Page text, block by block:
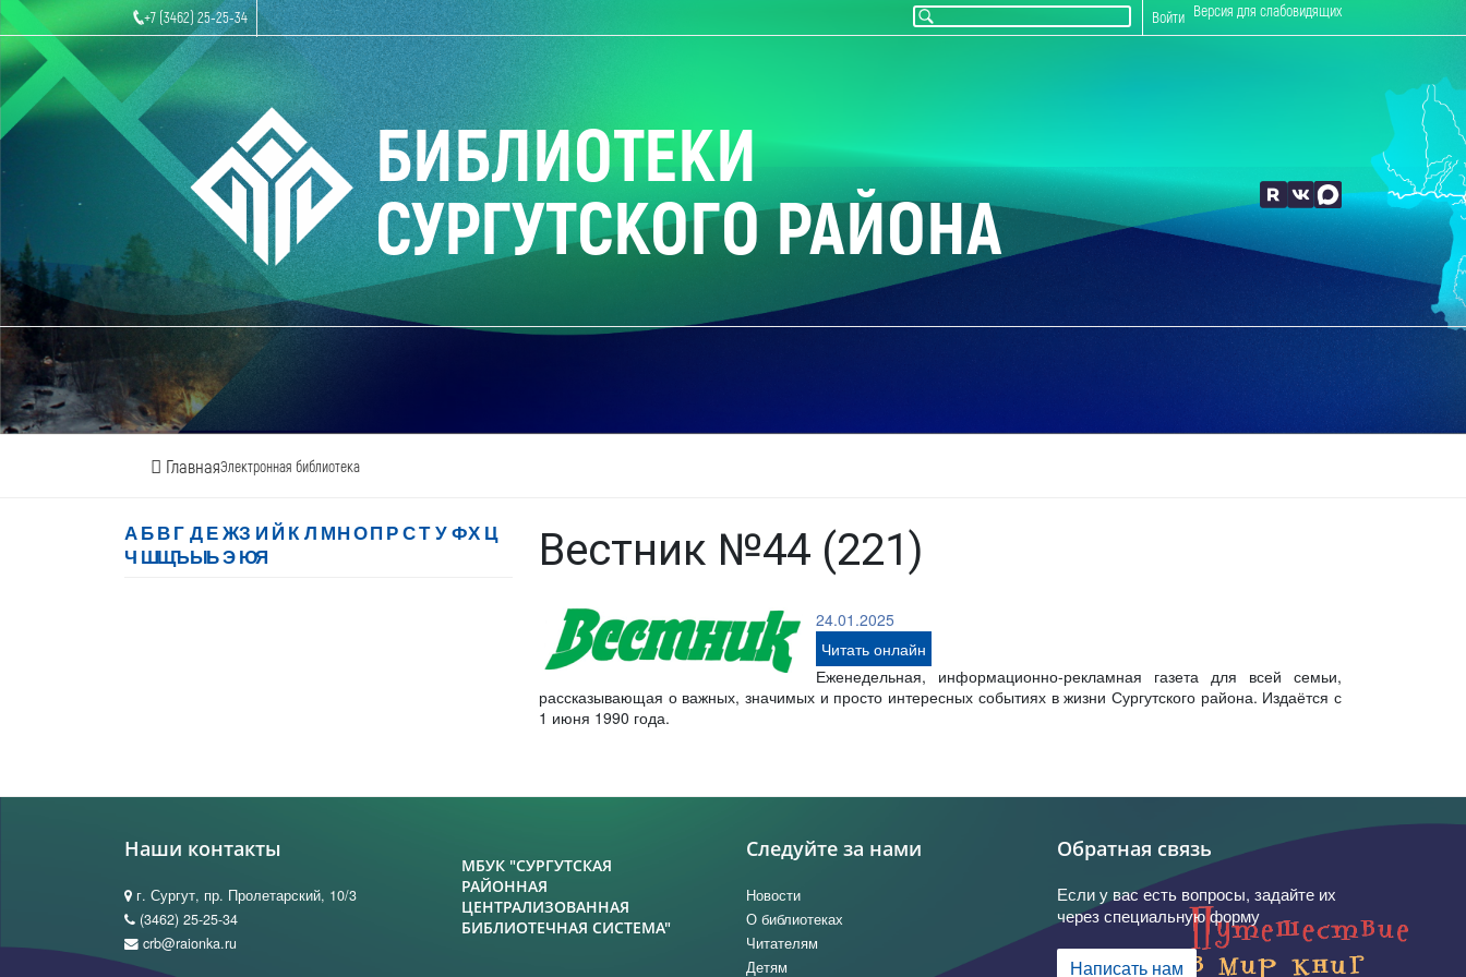
+7 (3462) 25-25-34 Версия для слабовидящих
Войти
БИБЛИОТЕКИ
СУРГУТСКОГО РАЙОНА
ГлавнаяЭлектронная библиотека
АБВГ ДЕЖЗ И Й К Л МНОП РСТ УФХ Ц
Ч ШЩЪЫЬЭЮЯ Вестник №44 (221)
24.01.2025
Читать онлайн
Еженедельная, информационно-рекламная газета для всей семьи,
рассказывающая о важных, значимых и просто интересных событиях в жизни Сургутского района. Издаётся с
1 июня 1990 года.
Наши контакты
г. Сургут, пр. Пролетарский, 10/3
(3462) 25-25-34
crb@raionka.ru
МБУК "СУРГУТСКАЯ
РАЙОННАЯ
ЦЕНТРАЛИЗОВАННАЯ
БИБЛИОТЕЧНАЯ СИСТЕМА"
Следуйте за нами
Новости
О библиотеках
Читателям
Детям
Обратная связь
Если у вас есть вопросы, задайте их
через специальную форму
Написать нам